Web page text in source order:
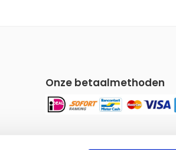
Onze betaalmethoden